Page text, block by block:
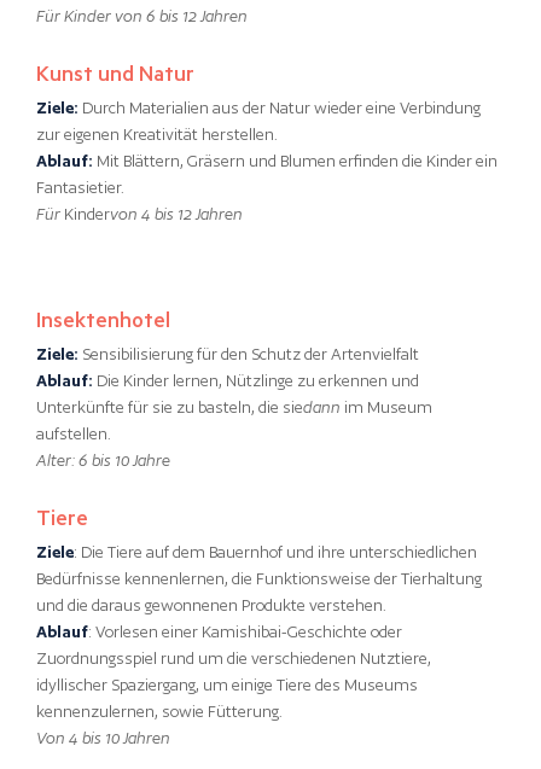
Für Kinder von 6 bis 12 Jahren
Kunst und Natur
Ziele: Durch Materialien aus der Natur wieder eine Verbindung
zur eigenen Kreativität herstellen.
Ablauf: Mit Blättern, Gräsern und Blumen erfinden die Kinder ein
Fantasietier.
Für Kindervon 4 bis 12 Jahren
Insektenhotel
Ziele: Sensibilisierung für den Schutz der Artenvielfalt
Ablauf: Die Kinder lernen, Nützlinge zu erkennen und
Unterkünfte für sie zu basteln, die siedann im Museum
aufstellen.
Alter: 6 bis 10 Jahre
Tiere
Ziele: Die Tiere auf dem Bauernhof und ihre unterschiedlichen
Bedürfnisse kennenlernen, die Funktionsweise der Tierhaltung
und die daraus gewonnenen Produkte verstehen.
Ablauf: Vorlesen einer Kamishibai-Geschichte oder
Zuordnungsspiel rund um die verschiedenen Nutztiere,
idyllischer Spaziergang, um einige Tiere des Museums
kennenzulernen, sowie Fütterung.
Von 4 bis 10 Jahren